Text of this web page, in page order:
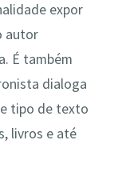
expor
autor
É também
dialoga
tipo de texto
livros e até